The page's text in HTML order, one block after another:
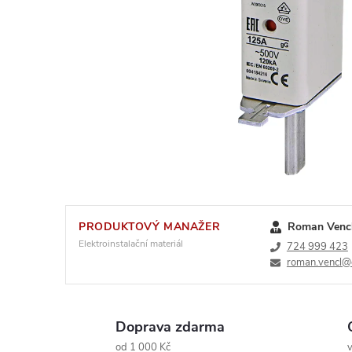
PRODUKTOVÝ MANAŽER
Elektroinstalační materiál
Roman
724 999 423
Doprava zdarma
od 1 000 Kč